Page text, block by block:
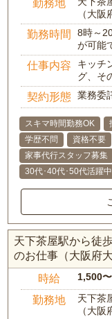
勤務地
（大阪
勤務時間
8時～
が可能
仕事内容
キッチ
グ、そ
契約形態 業務委
スキマ時間勤務OK
学歴不問
資格不要
家事代行スタッフ募集
30代･40代･50代活躍中
天下茶屋駅から徒
のお仕事（大阪府
時給 1,500
勤務地
天下茶
（大阪